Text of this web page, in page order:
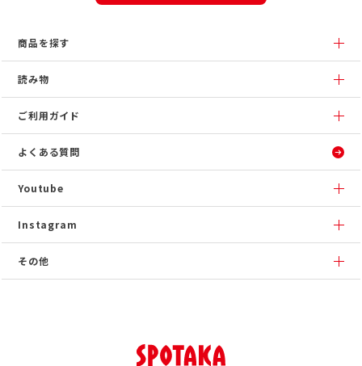
商品を探す
読み物
ご利用ガイド
よくある質問
Youtube
Instagram
その他